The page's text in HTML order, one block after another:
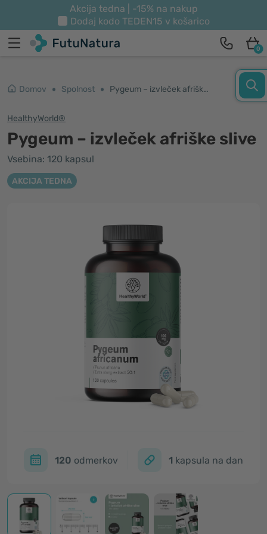
Akcija tedna | -15% na nakup
Dodaj kodo TEDEN15 v košarico
0
Domov Spolnost Pygeum – izvleček afriške slive
HealthyWorld®
Pygeum – izvleček afriške slive
Vsebina: 120 kapsul
AKCIJA TEDNA
120 odmerkov 1 kapsula na dan